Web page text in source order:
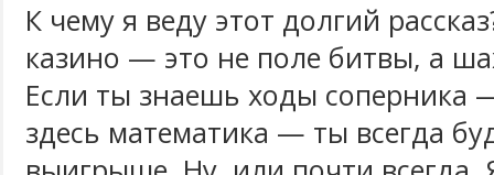
К чему я веду этот долгий
казино — это не поле битвы, а
Если ты знаешь ходы соперника
здесь математика — ты всегда